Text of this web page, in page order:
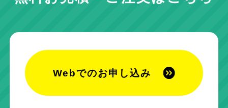
Webでのお申し込み